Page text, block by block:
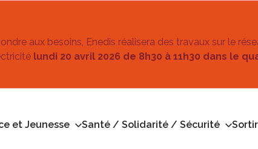
aux besoins, Enedis réalisera des travaux sur le
lundi 20 avril 2026 de 8h30 à 11h30 dans le
et Jeunesse Santé / Solidarité / Sécurité